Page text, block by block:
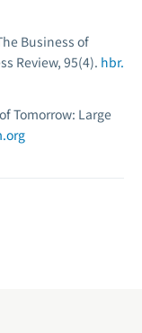
Business of
Review, 95(4). hbr.
Tomorrow: Large